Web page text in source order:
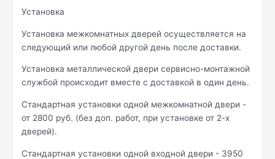
Установка
Установка межкомнатных дверей осуществляется на
следующий или любой другой день после доставки.
Установка металлической двери сервисно-монтажной
службой происходит вместе с доставкой в один день.
Стандартная установки одной межкомнатной двери -
от 2800 руб. (без доп. работ, при установке от 2-х
дверей).
Стандартная установки одной входной двери - 3950